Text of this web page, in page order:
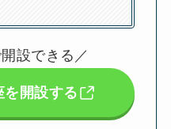
設できる／
開設する